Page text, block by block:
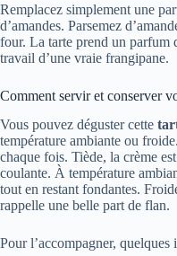
Remplacez simplement une
d’amandes. Parsemez
four. La tarte prend un parfum
travail d’une vraie frangipane.
Comment servir et conserver
Vous pouvez déguster cette
température ambiante ou
chaque fois. Tiède, la crème
coulante. À température
tout en restant fondantes.
rappelle une belle part de flan.
Pour l’accompagner, quelques